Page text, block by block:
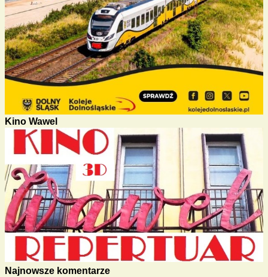
Kino Wawel
Najnowsze komentarze